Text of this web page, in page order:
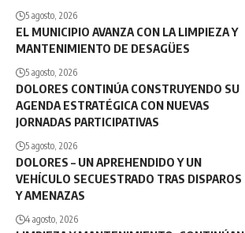
5 agosto, 2026
EL MUNICIPIO AVANZA CON LA LIMPIEZA Y
MANTENIMIENTO DE DESAGÜES
5 agosto, 2026
DOLORES CONTINÚA CONSTRUYENDO SU
AGENDA ESTRATÉGICA CON NUEVAS
JORNADAS PARTICIPATIVAS
5 agosto, 2026
DOLORES – UN APREHENDIDO Y UN
VEHÍCULO SECUESTRADO TRAS DISPAROS
Y AMENAZAS
4 agosto, 2026